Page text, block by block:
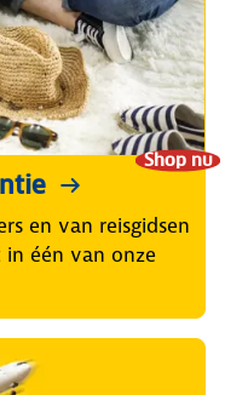
Shop nu
en van reisgidsen
één van onze